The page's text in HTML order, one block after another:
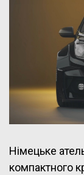
Німецьке
компактного